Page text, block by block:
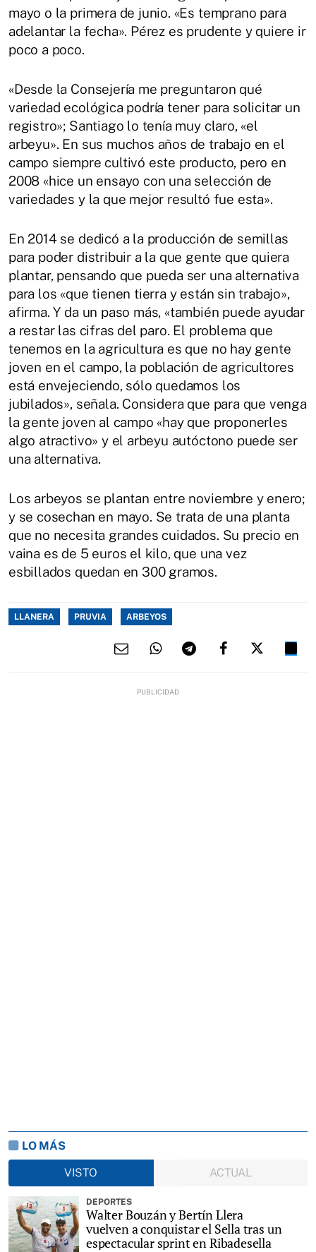
mayo o la primera de junio. «Es temprano para
adelantar la fecha». Pérez es prudente y quiere ir
poco a poco.
«Desde la Consejería me preguntaron qué
variedad ecológica podría tener para solicitar un
registro»; Santiago lo tenía muy claro, «el
arbeyu». En sus muchos años de trabajo en el
campo siempre cultivó este producto, pero en
2008 «hice un ensayo con una selección de
variedades y la que mejor resultó fue esta».
En 2014 se dedicó a la producción de semillas
para poder distribuir a la que gente que quiera
plantar, pensando que pueda ser una alternativa
para los «que tienen tierra y están sin trabajo»,
afirma. Y da un paso más, «también puede ayudar
a restar las cifras del paro. El problema que
tenemos en la agricultura es que no hay gente
joven en el campo, la población de agricultores
está envejeciendo, sólo quedamos los
jubilados», señala. Considera que para que venga
la gente joven al campo «hay que proponerles
algo atractivo» y el arbeyu autóctono puede ser
una alternativa.
Los arbeyos se plantan entre noviembre y enero;
y se cosechan en mayo. Se trata de una planta
que no necesita grandes cuidados. Su precio en
vaina es de 5 euros el kilo, que una vez
esbillados quedan en 300 gramos.
LLANERA PRUVIA ARBEYOS
LO MÁS
VISTO
ACTUAL
DEPORTES
Walter Bouzán y Bertín Llera
vuelven a conquistar el Sella tras un
espectacular sprint en Ribadesella